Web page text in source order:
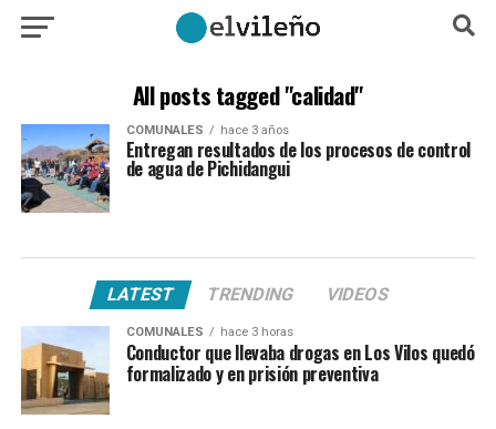
All posts tagged "calidad"
COMUNALES hace 3 años
Entregan resultados de los procesos de control
de agua de Pichidangui
LATEST TRENDING VIDEOS
COMUNALES hace 3 horas
Conductor que llevaba drogas en Los Vilos quedó
formalizado y en prisión preventiva